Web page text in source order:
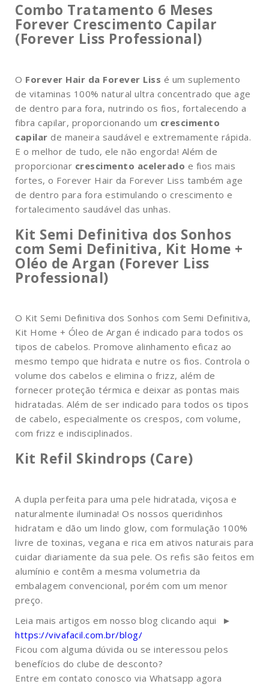
Combo Tratamento 6 Meses
Forever Crescimento Capilar
(Forever Liss Professional)
O Forever Hair da Forever Liss é um suplemento
de vitaminas 100% natural ultra concentrado que age
de dentro para fora, nutrindo os fios, fortalecendo a
fibra capilar, proporcionando um crescimento
capilar de maneira saudável e extremamente rápida.
E o melhor de tudo, ele não engorda! Além de
proporcionar crescimento acelerado e fios mais
fortes, o Forever Hair da Forever Liss também age
de dentro para fora estimulando o crescimento e
fortalecimento saudável das unhas.
Kit Semi Definitiva dos Sonhos
com Semi Definitiva, Kit Home +
Oléo de Argan (Forever Liss
Professional)
O Kit Semi Definitiva dos Sonhos com Semi Definitiva,
Kit Home + Óleo de Argan é indicado para todos os
tipos de cabelos. Promove alinhamento eficaz ao
mesmo tempo que hidrata e nutre os fios. Controla o
volume dos cabelos e elimina o frizz, além de
fornecer proteção térmica e deixar as pontas mais
hidratadas. Além de ser indicado para todos os tipos
de cabelo, especialmente os crespos, com volume,
com frizz e indisciplinados.
Kit Refil Skindrops (Care)
A dupla perfeita para uma pele hidratada, viçosa e
naturalmente iluminada! Os nossos queridinhos
hidratam e dão um lindo glow, com formulação 100%
livre de toxinas, vegana e rica em ativos naturais para
cuidar diariamente da sua pele. Os refis são feitos em
alumínio e contêm a mesma volumetria da
embalagem convencional, porém com um menor
preço.
Leia mais artigos em nosso blog clicando aqui ►
https://vivafacil.com.br/blog/
Ficou com alguma dúvida ou se interessou pelos
benefícios do clube de desconto?
Entre em contato conosco via Whatsapp agora